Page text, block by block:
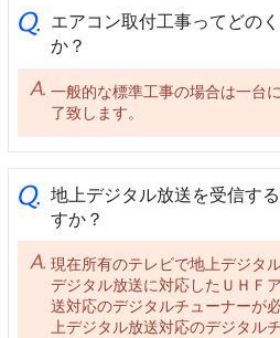
エアコン取付工事ってどの
か？
一般的な標準工事の場合は一台
了致します。
地上デジタル放送を受信す
すか？
現在所有のテレビで地上デジタ
デジタル放送に対応したＵＨＦ
送対応のデジタルチューナーが
上デジタル放送対応のデジタル